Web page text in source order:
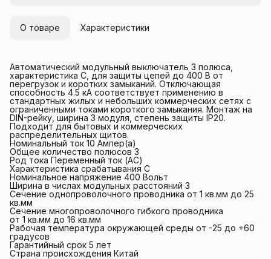
О товаре Характеристики
Автоматический модульный выключатель 3 полюса,
характеристика C, для защиты цепей до 400 В от
перегрузок и коротких замыканий. Отключающая
способность 4.5 кА соответствует применению в
стандартных жилых и небольших коммерческих сетях с
ограниченными токами короткого замыкания. Монтаж на
DIN-рейку, ширина 3 модуля, степень защиты IP20.
Подходит для бытовых и коммерческих
распределительных щитов.
Номинальный ток 10 Ампер(а)
Общее количество полюсов 3
Род тока Переменный ток (AC)
Характеристика срабатывания C
Номинальное напряжение 400 Вольт
Ширина в числах модульных расстояний 3
Сечение однопроволочного проводника от 1 кв.мм до 25
кв.мм
Сечение многопроволочного гибкого проводника
от 1 кв.мм до 16 кв.мм
Рабочая температура окружающей среды от -25 до +60
градусов
Гарантийный срок 5 лет
Страна происхождения Китай